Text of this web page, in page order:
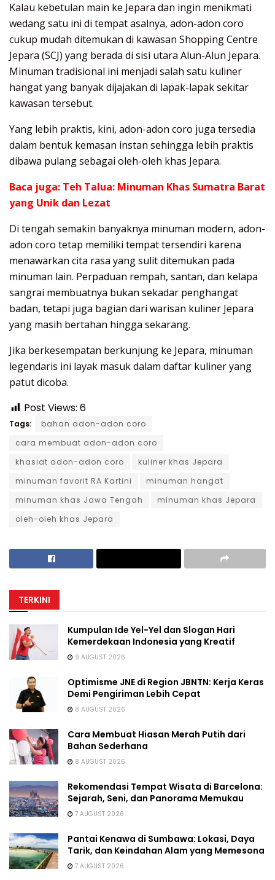
Kalau kebetulan main ke Jepara dan ingin menikmati
wedang satu ini di tempat asalnya, adon-adon coro
cukup mudah ditemukan di kawasan Shopping Centre
Jepara (SCJ) yang berada di sisi utara Alun-Alun Jepara.
Minuman tradisional ini menjadi salah satu kuliner
hangat yang banyak dijajakan di lapak-lapak sekitar
kawasan tersebut.
Yang lebih praktis, kini, adon-adon coro juga tersedia
dalam bentuk kemasan instan sehingga lebih praktis
dibawa pulang sebagai oleh-oleh khas Jepara.
Baca juga: Teh Talua: Minuman Khas Sumatra Barat
yang Unik dan Lezat
Di tengah semakin banyaknya minuman modern, adon-
adon coro tetap memiliki tempat tersendiri karena
menawarkan cita rasa yang sulit ditemukan pada
minuman lain. Perpaduan rempah, santan, dan kelapa
sangrai membuatnya bukan sekadar penghangat
badan, tetapi juga bagian dari warisan kuliner Jepara
yang masih bertahan hingga sekarang.
Jika berkesempatan berkunjung ke Jepara, minuman
legendaris ini layak masuk dalam daftar kuliner yang
patut dicoba.
Post Views: 6
Tags:
bahan adon-adon coro
cara membuat adon-adon coro
khasiat adon-adon coro
kuliner khas Jepara
minuman favorit RA Kartini
minuman hangat
minuman khas Jawa Tengah
minuman khas Jepara
oleh-oleh khas Jepara
TERKINI
Kumpulan Ide Yel-Yel dan Slogan Hari
Kemerdekaan Indonesia yang Kreatif
9 AUGUST 2026
Optimisme JNE di Region JBNTN: Kerja Keras
Demi Pengiriman Lebih Cepat
8 AUGUST 2026
Cara Membuat Hiasan Merah Putih dari
Bahan Sederhana
8 AUGUST 2026
Rekomendasi Tempat Wisata di Barcelona:
Sejarah, Seni, dan Panorama Memukau
7 AUGUST 2026
Pantai Kenawa di Sumbawa: Lokasi, Daya
Tarik, dan Keindahan Alam yang Memesona
7 AUGUST 2026